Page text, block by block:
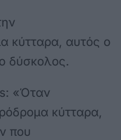
κύτταρα, αυτός ο
δύσκολος.
«Όταν
κύτταρα,
που